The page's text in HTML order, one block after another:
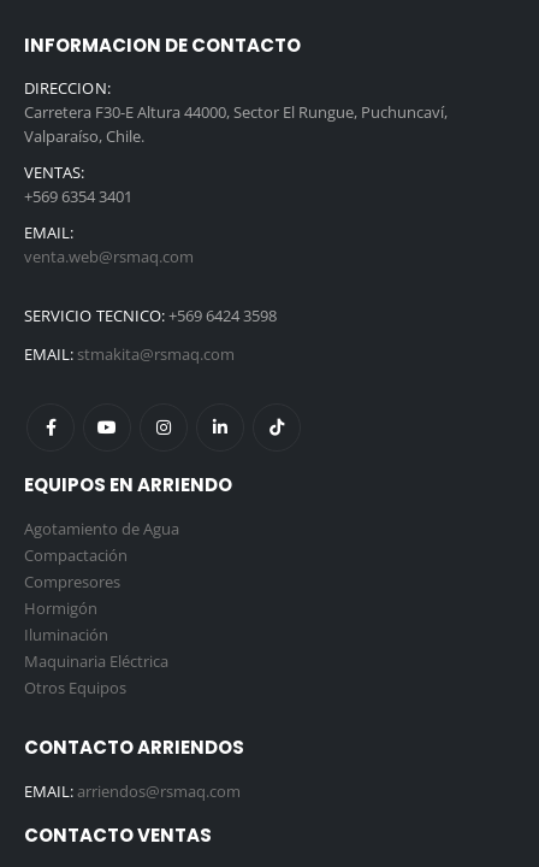
INFORMACION DE CONTACTO
DIRECCION:
Carretera F30-E Altura 44000, Sector El Rungue, Puchuncaví,
Valparaíso, Chile.
VENTAS:
+569 6354 3401
EMAIL:
venta.web@rsmaq.com
SERVICIO TECNICO:+569 6424 3598
EMAIL: stmakita@rsmaq.com
EQUIPOS EN ARRIENDO
Agotamiento de Agua
Compactación
Compresores
Hormigón
Iluminación
Maquinaria Eléctrica
Otros Equipos
CONTACTO ARRIENDOS
EMAIL:arriendos@rsmaq.com
CONTACTO VENTAS